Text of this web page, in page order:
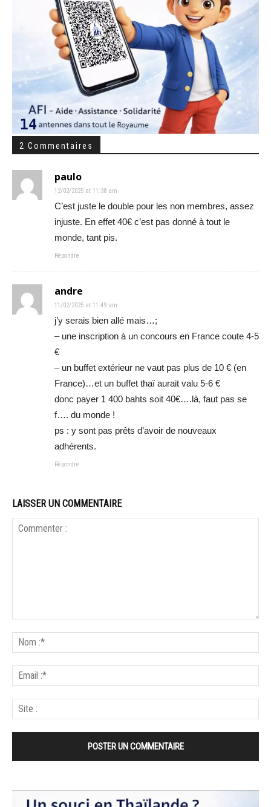
2 Commentaires
paulo
12/02/2025 at 11:38 am
C’est juste le double pour les non membres, assez
injuste. En effet 40€ c’est pas donné à tout le
monde, tant pis.
Répondre
andre
11/02/2025 at 11:49 am
j’y serais bien allé mais…;
– une inscription à un concours en France coute 4-5
€
– un buffet extérieur ne vaut pas plus de 10 € (en
France)…et un buffet thaï aurait valu 5-6 €
donc payer 1 400 bahts soit 40€….là, faut pas se
f…. du monde !
ps : y sont pas prêts d’avoir de nouveaux
adhérents.
Répondre
LAISSER UN COMMENTAIRE